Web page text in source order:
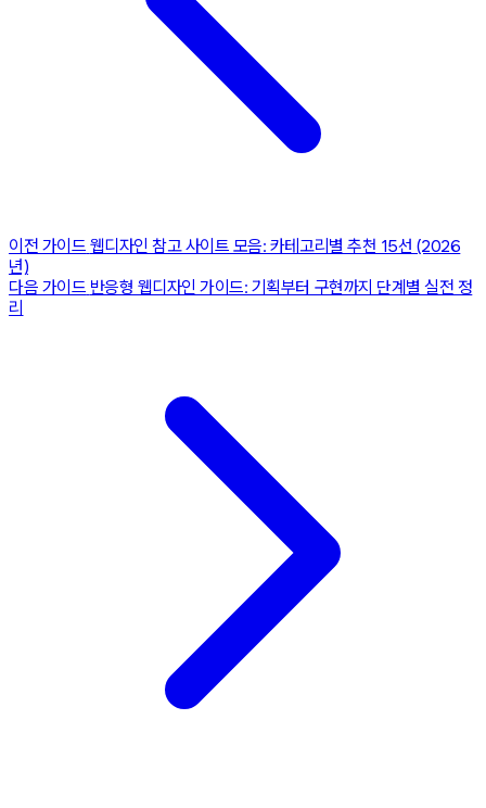
이전 가이드 웹디자인 참고 사이트 모음: 카테고리별 추천 15선 (2026
년)
다음 가이드 반응형 웹디자인 가이드: 기획부터 구현까지 단계별 실전 정
리